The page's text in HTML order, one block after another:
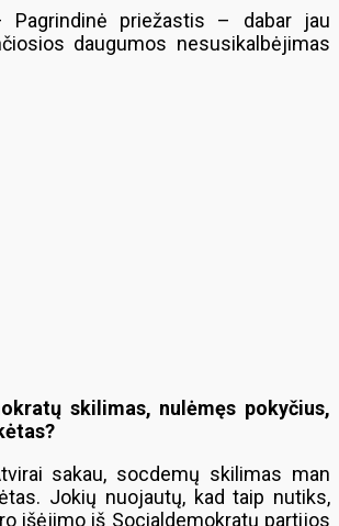
Pagrindinė priežastis – dabar jau
daugumos nesusikalbėjimas
skilimas, nulėmęs pokyčius,
sakau, socdemų skilimas man
Jokių nuojautų, kad taip nutiks,
išėjimo iš Socialdemokratų partijos